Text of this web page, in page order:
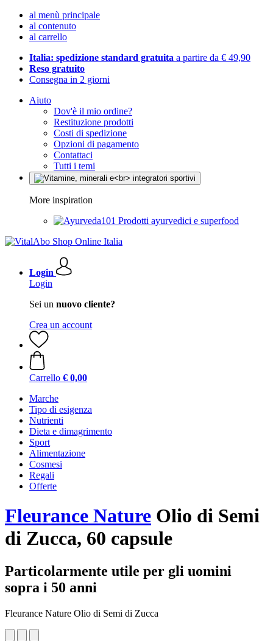
al menù principale
al contenuto
al carrello
Italia: spedizione standard gratuita a partire da € 49,90
Reso gratuito
Consegna in 2 giorni
Aiuto
Dov'è il mio ordine?
Restituzione prodotti
Costi di spedizione
Opzioni di pagamento
Contattaci
Tutti i temi
More inspiration
Prodotti ayurvedici e superfood
Login
Login
Sei un nuovo cliente?
Crea un account
Carrello € 0,00
Marche
Tipo di esigenza
Nutrienti
Dieta e dimagrimento
Sport
Alimentazione
Cosmesi
Regali
Offerte
Fleurance Nature Olio di Semi
di Zucca, 60 capsule
Particolarmente utile per gli uomini
sopra i 50 anni
Fleurance Nature Olio di Semi di Zucca